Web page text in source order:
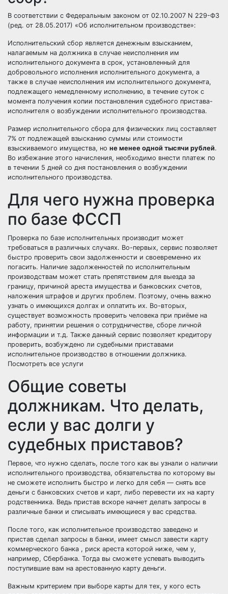
В соответствии с Федеральным законом от 02.10.2007 N 229-ФЗ
(ред. от 28.05.2017) «Об исполнительном производстве»:
Исполнительский сбор является денежным взысканием,
налагаемым на должника в случае неисполнения им
исполнительного документа в срок, установленный для
добровольного исполнения исполнительного документа, а
также в случае неисполнения им исполнительного документа,
подлежащего немедленному исполнению, в течение суток с
момента получения копии постановления судебного пристава-
исполнителя о возбуждении исполнительного производства.
Размер исполнительного сбора для физических лиц составляет
7% от подлежащей взысканию суммы или стоимости
взыскиваемого имущества, но не менее одной тысячи рублей.
Во избежание этого начисления, необходимо внести платеж по
в течении 5 дней со дня постановления о возбуждении
исполнительного производства.
Для чего нужна проверка
по базе ФССП
Проверка по базе исполнительных производит может
требоваться в различных случаях. Во-первых, сервис позволяет
быстро проверить свои задолженности и своевременно их
погасить. Наличие задолженностей по исполнительным
производствам может стать препятствием для выезда за
границу, причиной ареста имущества и банковских счетов,
наложения штрафов и других проблем. Поэтому, очень важно
узнать о имеющихся долгах и оплатить их. Во-вторых,
существует возможность проверить человека при приёме на
работу, принятии решения о сотрудничестве, сборе личной
информации и т.д. Также данный сервис позволяет кредитору
проверить, возбуждено ли судебными приставами
исполнительное производство в отношении должника.
Посмотреть все услуги
Общие советы
должникам. Что делать,
если у вас долги у
судебных приставов?
Первое, что нужно сделать, после того как вы узнали о наличии
исполнительного производства, обязательства по которому вы
не сможете исполнить быстро и легко для себя — снять все
деньги с банковских счетов и карт, либо перевести их на карту
родственника. Ведь пристав вскоре начнет делать запросы в
различные банки и списывать имеющиеся у вас средства.
После того, как исполнительное производство заведено и
пристав сделал запросы в банки, имеет смысл завести карту
коммерческого банка , риск ареста которой ниже, чем у,
например, Сбербанка. Тогда вы сможете успевать выводить
поступившие вам на арестованную карту деньги.
Важным критерием при выборе карты для тех, у кого есть